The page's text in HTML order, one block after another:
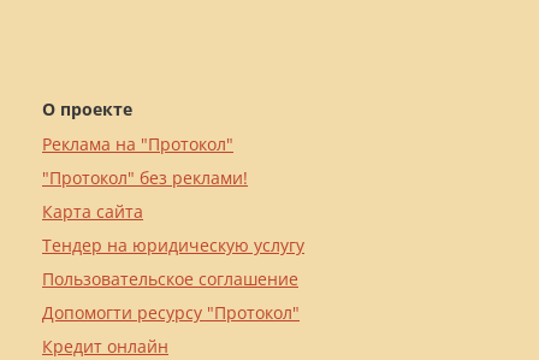
О проекте
Реклама на "Протокол"
"Протокол" без реклами!
Карта сайта
Тендер на юридическую услугу
Пользовательское соглашение
Допомогти ресурсу "Протокол"
Кредит онлайн